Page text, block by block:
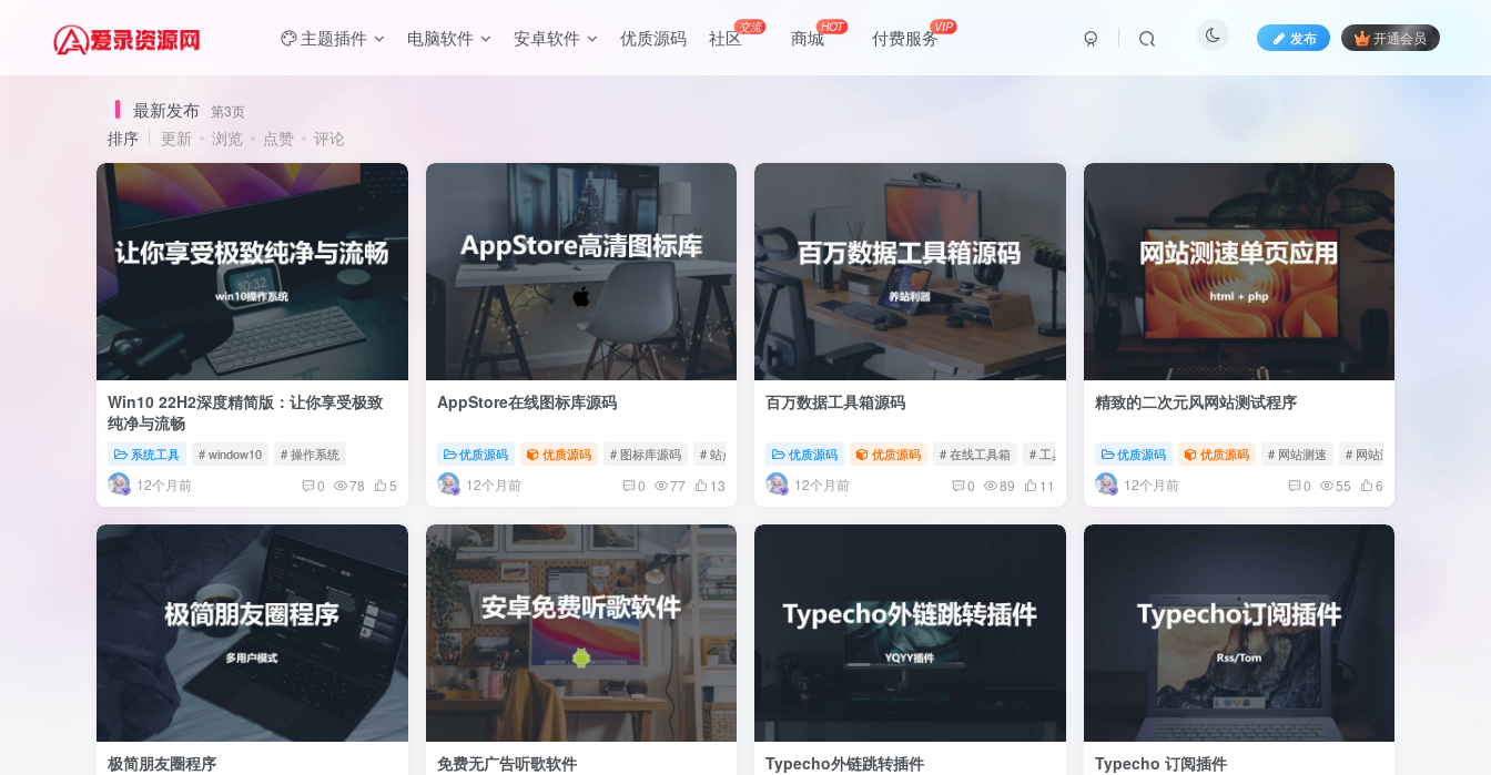
主题插件 电脑软件 安卓软件 优质源码 社区交流 商城HOT 付费服务VIP
发布 开通会员
最新发布 第3页
排序 更新 浏览 点赞 评论
Win10 22H2深度精简版：让你享受极致
纯净与流畅
系统工具 # window10 # 操作系统
12个月前 0 78 5
AppStore在线图标库源码
优质源码 优质源码 # 图标库源码 # 站点图标
12个月前 0 77 13
百万数据工具箱源码
优质源码 优质源码 # 在线工具箱 # 工具箱源码 # 养站利器
12个月前 0 89 11
精致的二次元风网站测试程序
优质源码 优质源码 # 网站测速 # 网站测速脚本
12个月前 0 55 6
极简朋友圈程序 免费无广告听歌软件 Typecho外链跳转插件 Typecho 订阅插件